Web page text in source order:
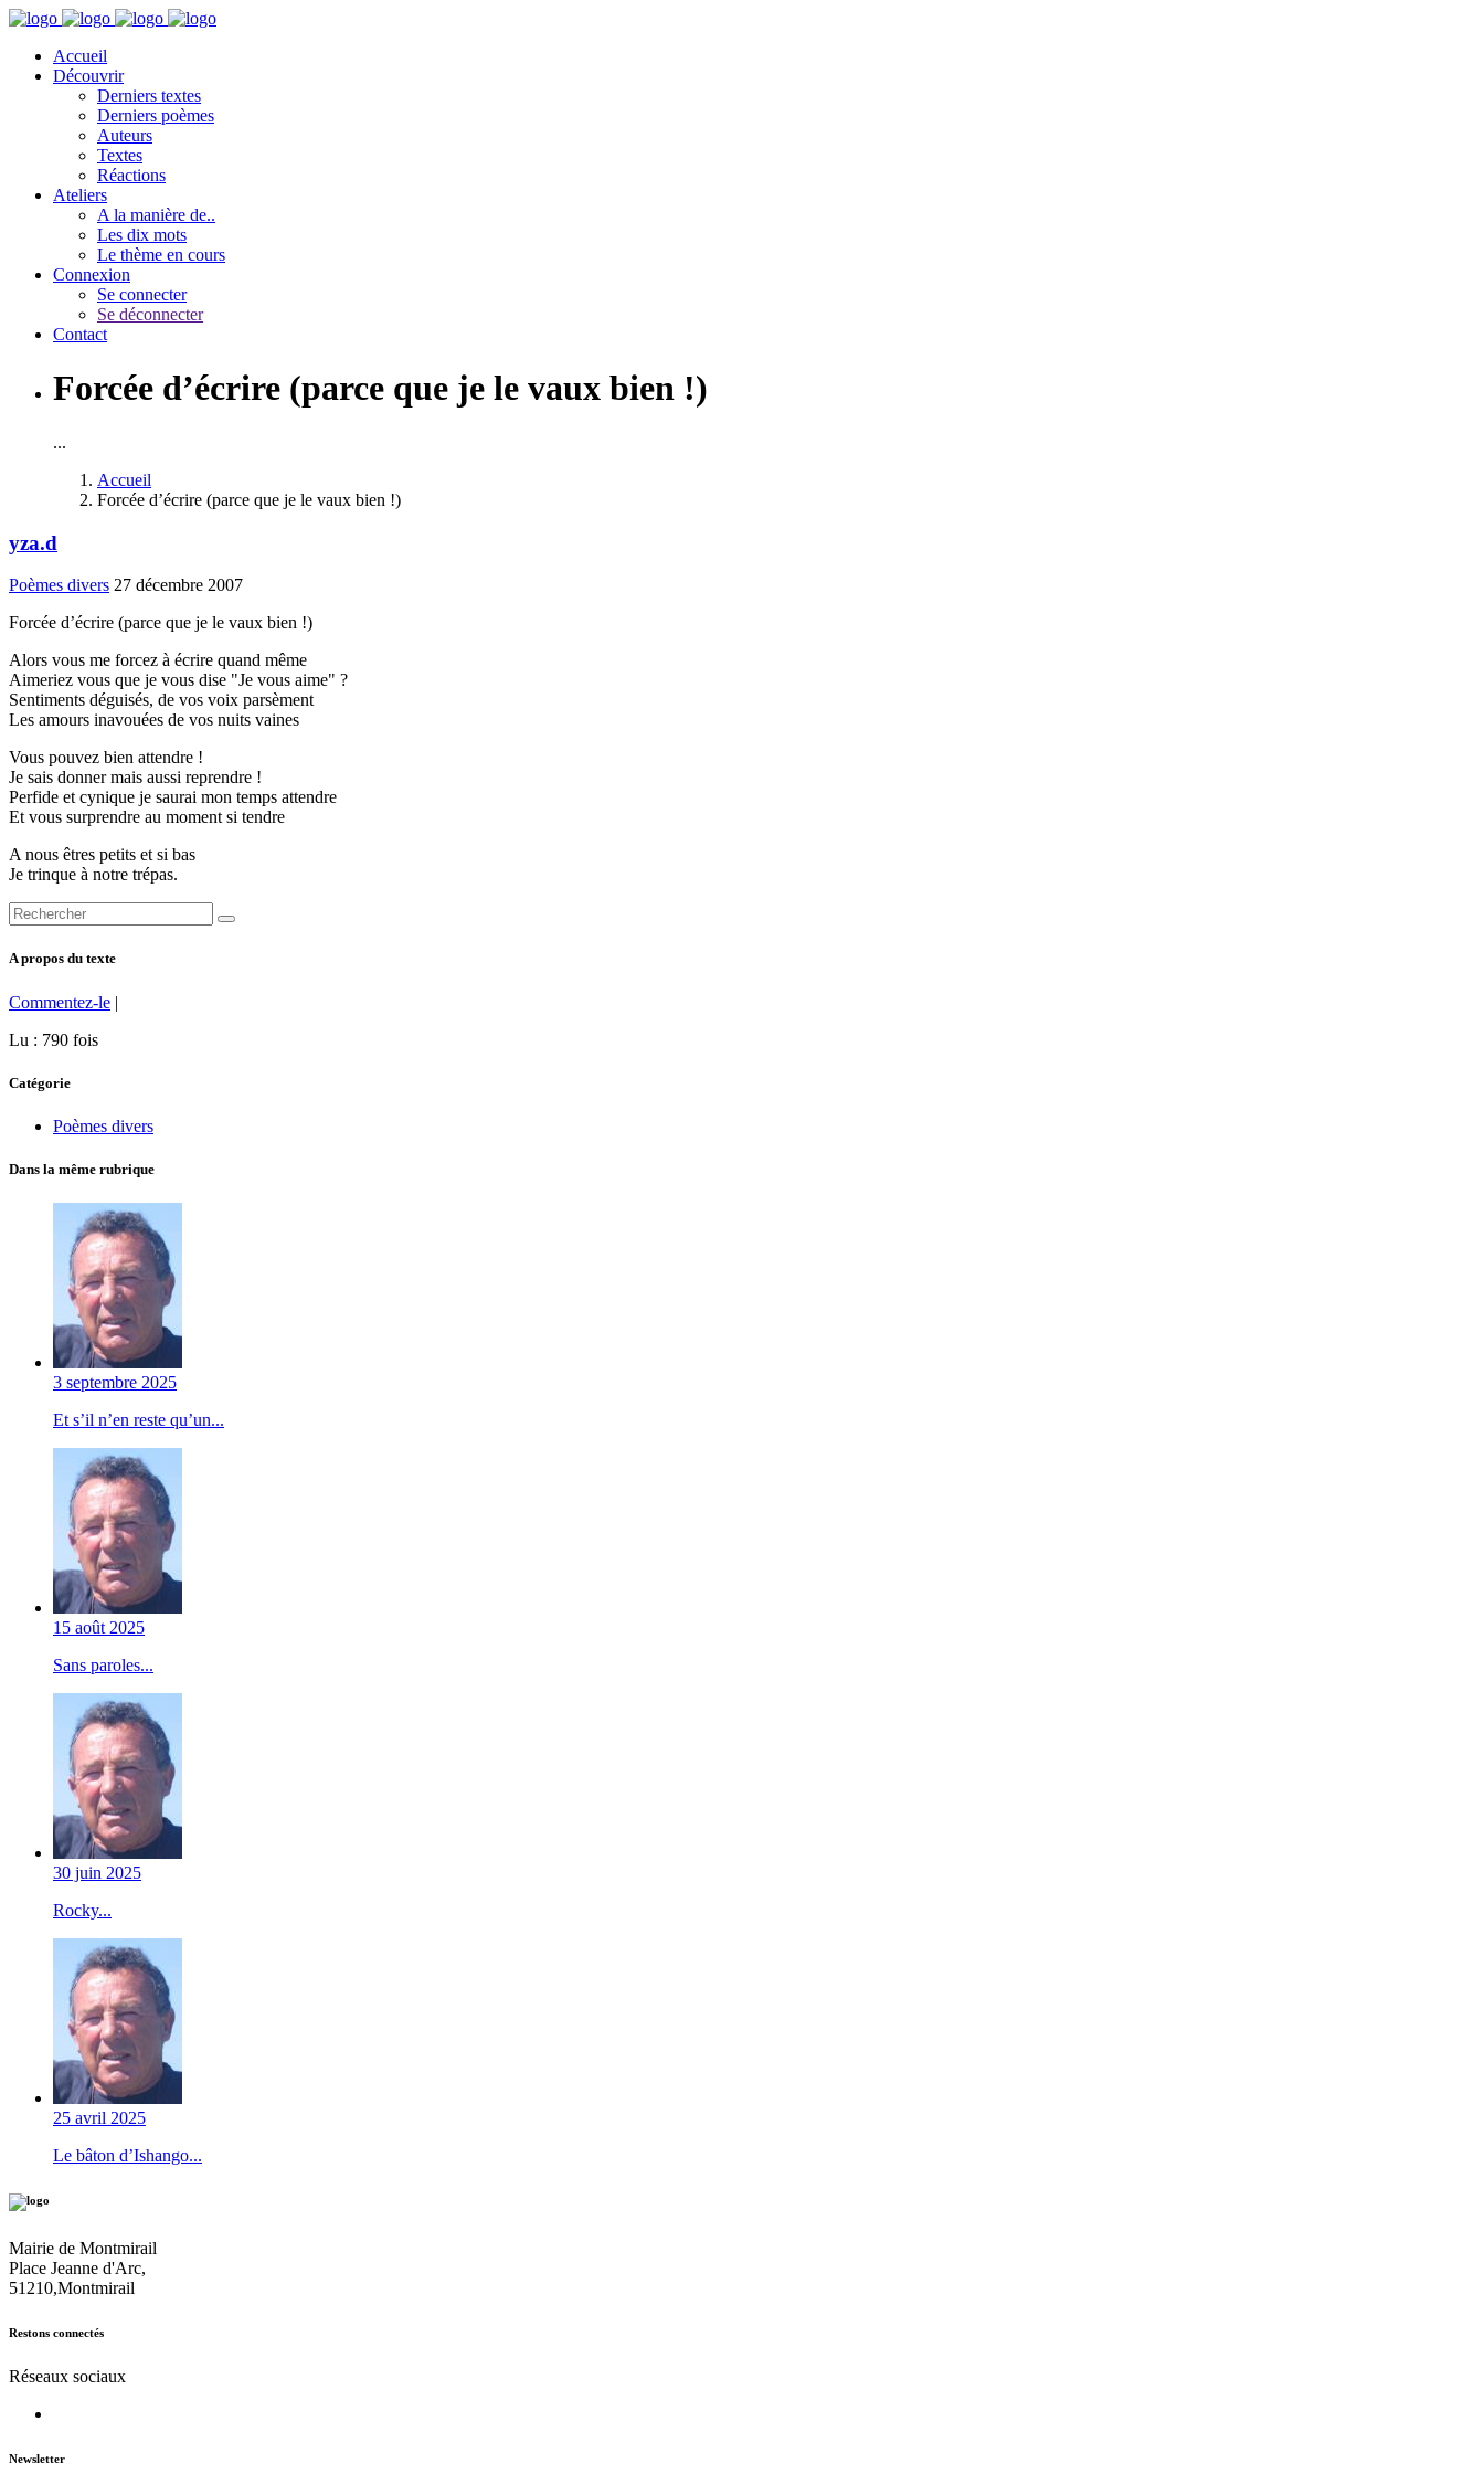
Accueil
Découvrir
Derniers textes
Derniers poèmes
Auteurs
Textes
Réactions
Ateliers
A la manière de..
Les dix mots
Le thème en cours
Connexion
Se connecter
Se déconnecter
Contact
Forcée d’écrire (parce que je le vaux bien !)
...
Accueil
Forcée d’écrire (parce que je le vaux bien !)
yza.d
Poèmes divers 27 décembre 2007
Forcée d’écrire (parce que je le vaux bien !)
Alors vous me forcez à écrire quand même
Aimeriez vous que je vous dise "Je vous aime" ?
Sentiments déguisés, de vos voix parsèment
Les amours inavouées de vos nuits vaines
Vous pouvez bien attendre !
Je sais donner mais aussi reprendre !
Perfide et cynique je saurai mon temps attendre
Et vous surprendre au moment si tendre
A nous êtres petits et si bas
Je trinque à notre trépas.
A propos du texte
Commentez-le |
Lu : 790 fois
Catégorie
Poèmes divers
Dans la même rubrique
3 septembre 2025
Et s’il n’en reste qu’un...
15 août 2025
Sans paroles...
30 juin 2025
Rocky...
25 avril 2025
Le bâton d’Ishango...
Mairie de Montmirail
Place Jeanne d'Arc,
51210,Montmirail
Restons connectés
Réseaux sociaux
Newsletter